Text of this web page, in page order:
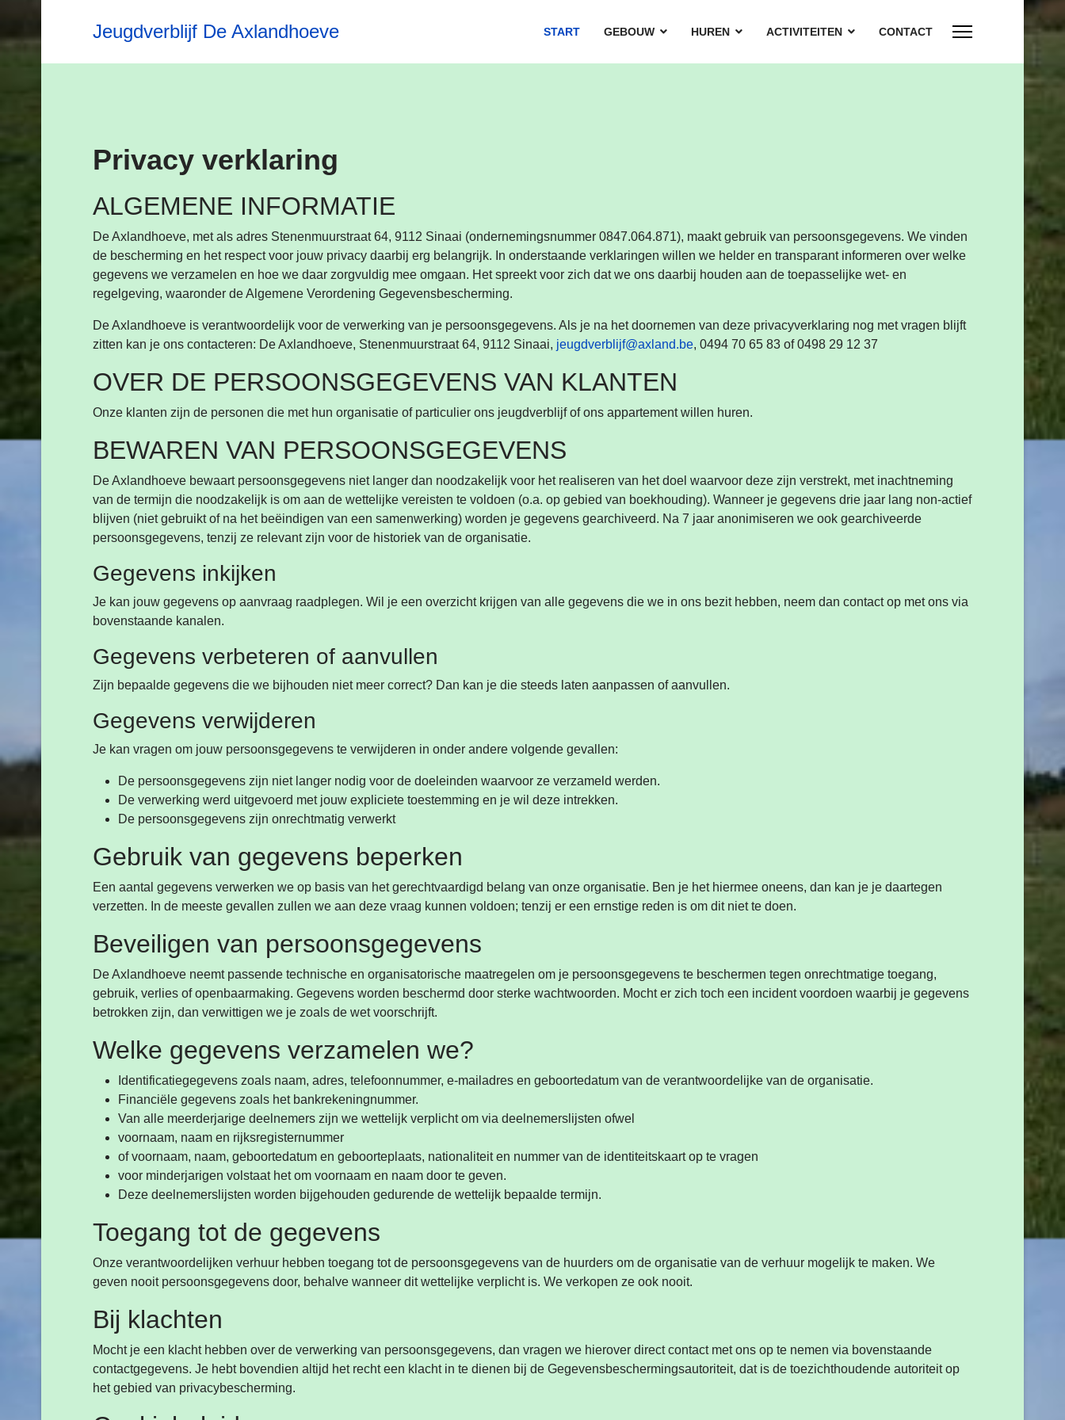
Jeugdverblijf De Axlandhoeve START GEBOUW HUREN ACTIVITEITEN CONTACT
Privacy verklaring
ALGEMENE INFORMATIE
De Axlandhoeve, met als adres Stenenmuurstraat 64, 9112 Sinaai (ondernemingsnummer 0847.064.871), maakt gebruik van persoonsgegevens. We vinden
de bescherming en het respect voor jouw privacy daarbij erg belangrijk. In onderstaande verklaringen willen we helder en transparant informeren over welke
gegevens we verzamelen en hoe we daar zorgvuldig mee omgaan. Het spreekt voor zich dat we ons daarbij houden aan de toepasselijke wet- en
regelgeving, waaronder de Algemene Verordening Gegevensbescherming.
De Axlandhoeve is verantwoordelijk voor de verwerking van je persoonsgegevens. Als je na het doornemen van deze privacyverklaring nog met vragen blijft
zitten kan je ons contacteren: De Axlandhoeve, Stenenmuurstraat 64, 9112 Sinaai, jeugdverblijf@axland.be, 0494 70 65 83 of 0498 29 12 37
OVER DE PERSOONSGEGEVENS VAN KLANTEN
Onze klanten zijn de personen die met hun organisatie of particulier ons jeugdverblijf of ons appartement willen huren.
BEWAREN VAN PERSOONSGEGEVENS
De Axlandhoeve bewaart persoonsgegevens niet langer dan noodzakelijk voor het realiseren van het doel waarvoor deze zijn verstrekt, met inachtneming
van de termijn die noodzakelijk is om aan de wettelijke vereisten te voldoen (o.a. op gebied van boekhouding). Wanneer je gegevens drie jaar lang non-actief
blijven (niet gebruikt of na het beëindigen van een samenwerking) worden je gegevens gearchiveerd. Na 7 jaar anonimiseren we ook gearchiveerde
persoonsgegevens, tenzij ze relevant zijn voor de historiek van de organisatie.
Gegevens inkijken
Je kan jouw gegevens op aanvraag raadplegen. Wil je een overzicht krijgen van alle gegevens die we in ons bezit hebben, neem dan contact op met ons via
bovenstaande kanalen.
Gegevens verbeteren of aanvullen
Zijn bepaalde gegevens die we bijhouden niet meer correct? Dan kan je die steeds laten aanpassen of aanvullen.
Gegevens verwijderen
Je kan vragen om jouw persoonsgegevens te verwijderen in onder andere volgende gevallen:
De persoonsgegevens zijn niet langer nodig voor de doeleinden waarvoor ze verzameld werden.
De verwerking werd uitgevoerd met jouw expliciete toestemming en je wil deze intrekken.
De persoonsgegevens zijn onrechtmatig verwerkt
Gebruik van gegevens beperken
Een aantal gegevens verwerken we op basis van het gerechtvaardigd belang van onze organisatie. Ben je het hiermee oneens, dan kan je je daartegen
verzetten. In de meeste gevallen zullen we aan deze vraag kunnen voldoen; tenzij er een ernstige reden is om dit niet te doen.
Beveiligen van persoonsgegevens
De Axlandhoeve neemt passende technische en organisatorische maatregelen om je persoonsgegevens te beschermen tegen onrechtmatige toegang,
gebruik, verlies of openbaarmaking. Gegevens worden beschermd door sterke wachtwoorden. Mocht er zich toch een incident voordoen waarbij je gegevens
betrokken zijn, dan verwittigen we je zoals de wet voorschrijft.
Welke gegevens verzamelen we?
Identificatiegegevens zoals naam, adres, telefoonnummer, e-mailadres en geboortedatum van de verantwoordelijke van de organisatie.
Financiële gegevens zoals het bankrekeningnummer.
Van alle meerderjarige deelnemers zijn we wettelijk verplicht om via deelnemerslijsten ofwel
voornaam, naam en rijksregisternummer
of voornaam, naam, geboortedatum en geboorteplaats, nationaliteit en nummer van de identiteitskaart op te vragen
voor minderjarigen volstaat het om voornaam en naam door te geven.
Deze deelnemerslijsten worden bijgehouden gedurende de wettelijk bepaalde termijn.
Toegang tot de gegevens
Onze verantwoordelijken verhuur hebben toegang tot de persoonsgegevens van de huurders om de organisatie van de verhuur mogelijk te maken. We
geven nooit persoonsgegevens door, behalve wanneer dit wettelijke verplicht is. We verkopen ze ook nooit.
Bij klachten
Mocht je een klacht hebben over de verwerking van persoonsgegevens, dan vragen we hierover direct contact met ons op te nemen via bovenstaande
contactgegevens. Je hebt bovendien altijd het recht een klacht in te dienen bij de Gegevensbeschermingsautoriteit, dat is de toezichthoudende autoriteit op
het gebied van privacybescherming.